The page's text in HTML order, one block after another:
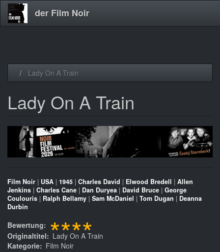
der Film Noir
Lady On A Train
Lady On A Train
Film Noir | USA | 1945 | Charles David | Elwood Bredell | Allen
Jenkins | Charles Cane | Dan Duryea | David Bruce | George
Coulouris | Ralph Bellamy | Sam McDaniel | Tom Dugan | Deanna
Durbin
Bewertung ****
Originaltitel
Lady On A Train
Kategorie
Film Noir